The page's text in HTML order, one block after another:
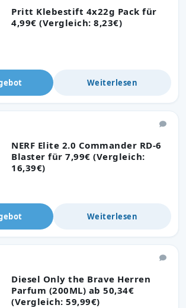
Pritt Klebestift 4x22g Pack für
4,99€ (Vergleich: 8,23€)
Weiterlesen
NERF Elite 2.0 Commander RD-6
Blaster für 7,99€ (Vergleich:
16,39€)
Weiterlesen
Diesel Only the Brave Herren
Parfum (200ML) ab 50,34€
(Vergleich: 59,99€)